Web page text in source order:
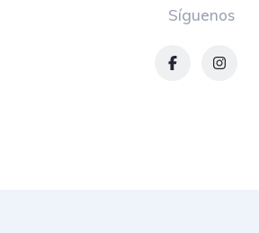
Síguenos